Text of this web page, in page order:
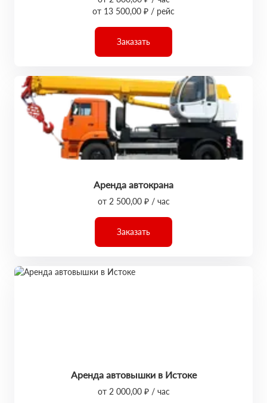
от 13 500,00 ₽ / рейс
Заказать
Аренда автокрана
от 2 500,00 ₽ / час
Заказать
Аренда автовышки в Истоке
от 2 000,00 ₽ / час